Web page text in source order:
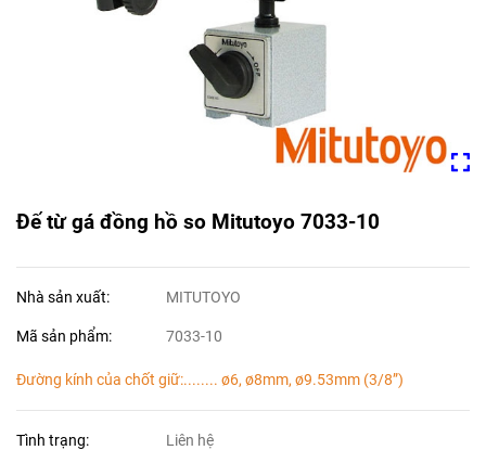
Đế từ gá đồng hồ so Mitutoyo 7033-10
Nhà sản xuất: MITUTOYO
Mã sản phẩm: 7033-10
Đường kính của chốt giữ:........ ø6, ø8mm, ø9.53mm (3/8”)
Tình trạng: Liên hệ